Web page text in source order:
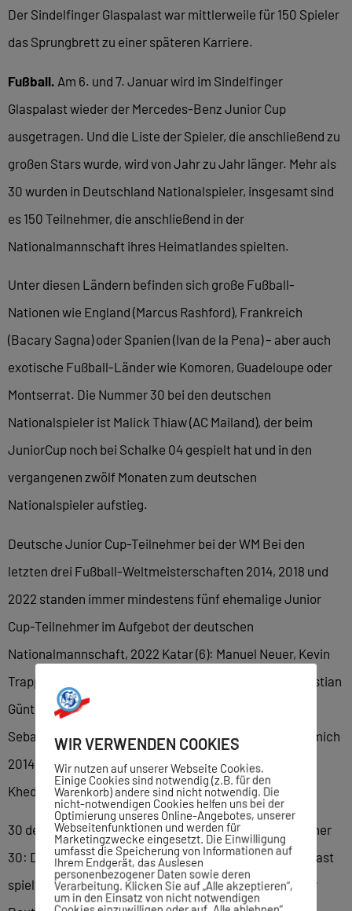
Der Sindelfinger Glaspalast war mittlerweile für 150 Spieler
das Sprungbrett zu einer späteren Karriere.
Fußball. Am 6. und 7. Januar wird im Sindelfinger
Glaspalast wieder der Mercedes-Benz Junior Cup
ausgetragen. Und die Liste der Spieler, die anschließend zu
großen Stars wurde, wird von Jahr zu Jahr länger. Mehr als
30 wurden in Deutschland Nationalspieler, insgesamt sind
es 150 Teilnehmer, die anschließend in der
Nationalmannschaft ihres Heimatlandes spielten.
Unter diesen Ländern befinden sich große Fußball-
Nationen wie England (Marcus Rashford), Frankreich
(Bacary Sagna) oder Spanien (Ivan de la Pena) – aber auch
exotische Fußball-Länder wie Komoren, Guadeloupe oder
Montserrat. Die Nummer 30 bei den deutschen
Nationalspieler ist Malick Thiaw (AC Mailand), der beim
JuniorCup noch bei Schalke 04 gespielt hat und in den
vergangenen zwölf Monaten zum deutschen
Nationalspieler aufstieg.
Deutsche Junior Cup-Teilnehmer bei der WM Bei den
letzten drei Fußball-Weltmeisterschaften 2014, 2018 und
2022 standen immer mindestens fünf ehemalige Junior
Cup-Teilnehmer im Aufgebot der deutschen
Nationalmannschaft, 2022 Katar (6): Manuel Neuer, Kevin
Trapp, Joshua Kimmich, Leroy Sane, Thilo Kehrer, Christian
Günter 2018 in Russland (6): Manuel Neuer, Kevin Trapp,
Sebastian Rudy, Sami Khedira, Mesut Özil, Joshua Kimmich
2014 in Brasilien (5): Manuel Neuer, Mesut Özil, Sami
Khedira, Benedict Höwedes und Christoph Kramer.
30 deutsche Nationalspieler Malick Thiaw ist die Nummer
30: Der Verteidiger, der 2019 mit Schalke 04 im Glaspalast
spielte, hat im vergangenen Jahr zwei Länderspiele für
WIR VERWENDEN COOKIES
Wir nutzen auf unserer Webseite Cookies.
Einige Cookies sind notwendig (z.B. für den
Warenkorb) andere sind nicht notwendig. Die
nicht-notwendigen Cookies helfen uns bei der
Optimierung unseres Online-Angebotes, unserer
Webseitenfunktionen und werden für
Marketingzwecke eingesetzt. Die Einwilligung
umfasst die Speicherung von Informationen auf
Ihrem Endgerät, das Auslesen
personenbezogener Daten sowie deren
Verarbeitung. Klicken Sie auf „Alle akzeptieren“,
um in den Einsatz von nicht notwendigen